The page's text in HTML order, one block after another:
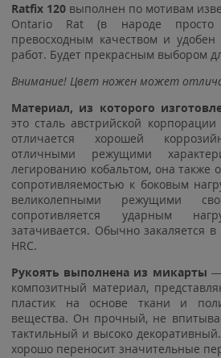
Ratfix 120 выполнен по мотивам
Ontario Rat (в народе просто
превосходным качеством и
работ. Будет прекрасным выбором
Внимание! Цвет ножен может
Материал, из которого
это сталь австрийской
отличается хорошей
отличными режущими
легированию кобальтом, она также
сопротивляемостью к боковым
великолепными режущими
сопротивляется ударным
затачивается. Обычно закаляется
HRC.
Рукоять выполнена из микарты —
композитный материал,
пластик на основе ткани и
вещества. Он прочный, не
тактильный и высоко
хорошо переносит значительные